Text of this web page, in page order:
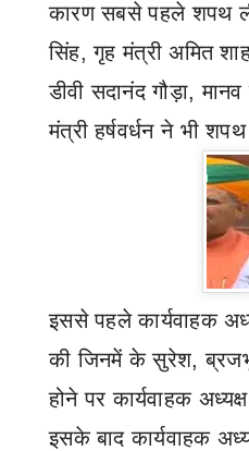
कारण सबसे पहले शपथ
सिंह,गृह मंत्री अमित
डीवी सदानंद गौड़ा,
मंत्री हर्षवर्धन ने भी
इससे पहले कार्यवाहक
की जिनमें के सुरेश,
होने पर कार्यवाहक
इसके बाद कार्यवाहक